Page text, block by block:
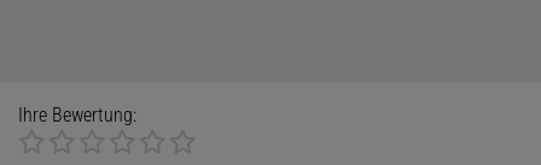
Ihre Bewertung: